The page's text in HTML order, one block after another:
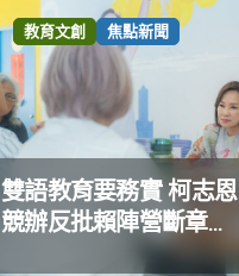
教育文創 焦點新聞
雙語教育要務實 柯志恩
競辦反批賴陣營斷章取
義 表達嚴正抗議